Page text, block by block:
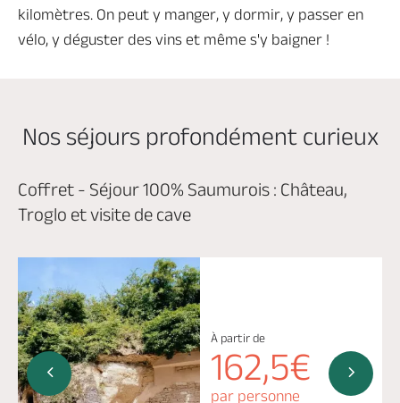
kilomètres. On peut y manger, y dormir, y passer en
vélo, y déguster des vins et même s'y baigner !
Nos séjours profondément curieux
Coffret - Séjour 100% Saumurois : Château,
Troglo et visite de cave
À partir de
162,5€
par personne